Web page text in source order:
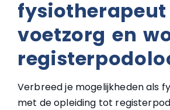
voetzorg en
Verbreed je mogelijkheden als
met de opleiding tot